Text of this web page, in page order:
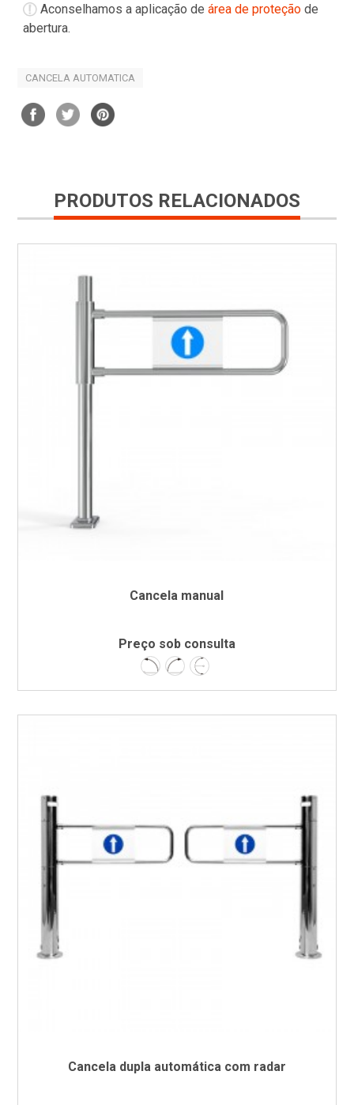
Aconselhamos a aplicação de área de proteçãode
abertura.
CANCELA AUTOMATICA
PRODUTOS RELACIONADOS
Cancela manual
Preço sob consulta
Esquerda
DireitaBidireccional
Cancela dupla automática com radar